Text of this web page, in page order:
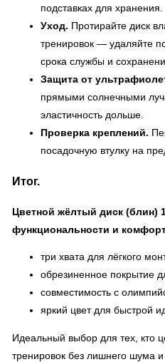
подставках для хранения.
Уход. Протирайте диск
тренировок — удаляйте
срока службы и
Защита от
прямыми солнечными
эластичность дольше.
Проверка креплений.
посадочную втулку на
Итог.
Цветной жёлтый диск (блин)
функциональности и
три хвата для лёгкого
обрезиненное покрытие
совместимость с
яркий цвет для быстрой
Идеальный выбор для тех, кто
тренировок без лишнего шума